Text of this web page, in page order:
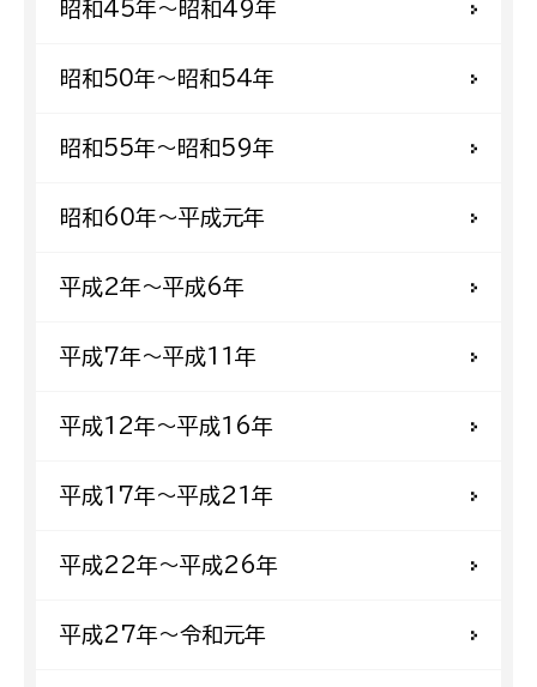
昭和45年〜昭和49年
昭和50年〜昭和54年
昭和55年〜昭和59年
昭和60年〜平成元年
平成2年〜平成6年
平成7年〜平成11年
平成12年〜平成16年
平成17年〜平成21年
平成22年〜平成26年
平成27年〜令和元年